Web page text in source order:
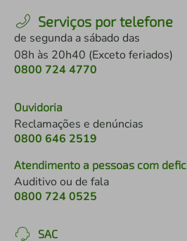
Serviços por telefone
de segunda a sábado das
08h às 20h40 (Exceto feriados)
0800 724 4770
Ouvidoria
Reclamações e denúncias
0800 646 2519
Atendimento a pessoas com
Auditivo ou de fala
0800 724 0525
SAC